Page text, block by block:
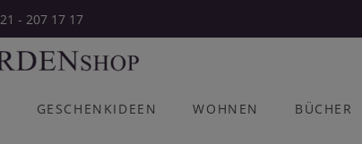
- 207 17 17
GESCHENKIDEEN WOHNEN BÜCHER